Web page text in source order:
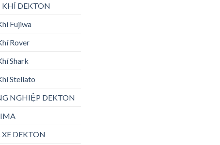
KHÍ DEKTON
Fujiwa
Rover
Shark
Stellato
NGHIỆP DEKTON
DEKTON